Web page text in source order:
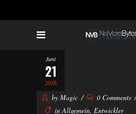
Juni
21
2016
by Magic
0 Comments
inAllgemein, Entwickler